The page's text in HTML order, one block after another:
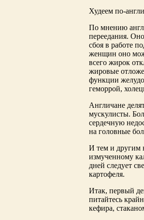
Худеем по-
По мнению
переедания.
сбоя в работе
женщин оно
всего жирок
жировые
функции
геморрой,
Англичане
мускулисты.
сердечную
на головные
И тем и другим
измученному
дней следует
картофеля.
Итак, первый
питайтесь
кефира,